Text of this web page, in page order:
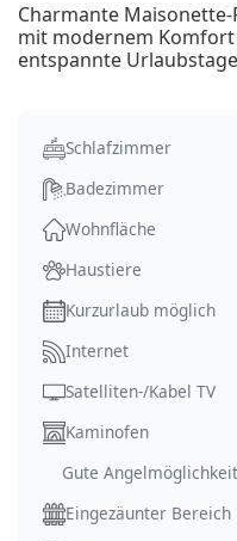
Charmante
mit modernem
entspannte
Schlafzimmer
Badezimmer
Wohnfläche
Haustiere
Kurzurlaub möglich
Internet
Satelliten-/Kabel TV
Kaminofen
Gute
Eingezäunter Bereich